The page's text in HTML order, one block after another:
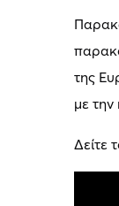
της
με την
Δείτε